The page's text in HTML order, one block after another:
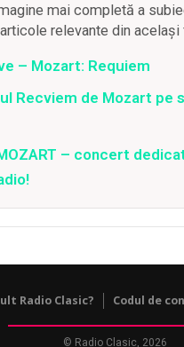
mai completă a
relevante din același
– Mozart: Requiem
Recviem de Mozart pe
– concert
Radio Clasic? Codul de
© Radio Clasic, 2026